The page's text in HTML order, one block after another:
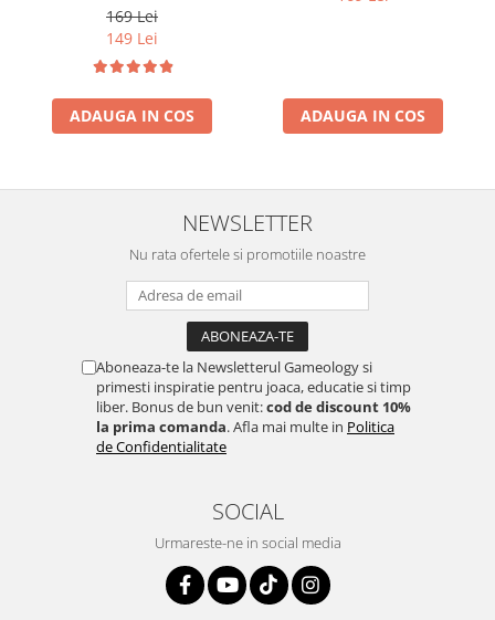
169 Lei
149 Lei
ADAUGA IN COS ADAUGA IN COS
NEWSLETTER
Nu rata ofertele si promotiile noastre
Aboneaza-te la Newsletterul Gameology si
primesti inspiratie pentru joaca, educatie si timp
liber. Bonus de bun venit:cod de discount 10%
la prima comanda. Afla mai multe in Politica
de Confidentialitate
SOCIAL
Urmareste-ne in social media